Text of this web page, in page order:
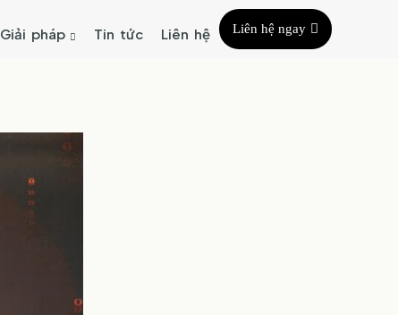
Giải pháp Tin tức Liên hệ Liên hệ ngay